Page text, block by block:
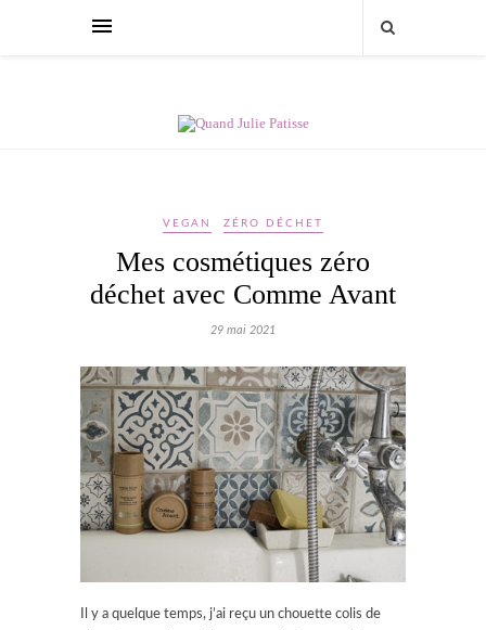
VEGAN ZÉRO DÉCHET
Mes cosmétiques zéro
déchet avec Comme Avant
29 mai 2021
Il y a quelque temps, j’ai reçu un chouette colis de